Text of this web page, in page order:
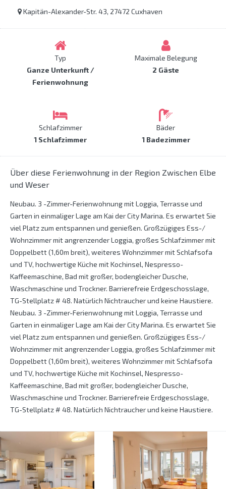
Kapitän-Alexander-Str. 43, 27472 Cuxhaven
Typ
Ganze Unterkunft /
Ferienwohnung
Maximale Belegung
2 Gäste
Schlafzimmer
1 Schlafzimmer
Bäder
1 Badezimmer
Über diese Ferienwohnung in der Region Zwischen Elbe
und Weser
Neubau. 3 -Zimmer-Ferienwohnung mit Loggia, Terrasse und
Garten in einmaliger Lage am Kai der City Marina. Es erwartet Sie
viel Platz zum entspannen und genießen. Großzügiges Ess-/
Wohnzimmer mit angrenzender Loggia, großes Schlafzimmer mit
Doppelbett (1,60m breit), weiteres Wohnzimmer mit Schlafsofa
und TV, hochwertige Küche mit Kochinsel, Nespresso-
Kaffeemaschine, Bad mit großer, bodengleicher Dusche,
Waschmaschine und Trockner. Barrierefreie Erdgeschosslage,
TG-Stellplatz # 48. Natürlich Nichtraucher und keine Haustiere.
Neubau. 3 -Zimmer-Ferienwohnung mit Loggia, Terrasse und
Garten in einmaliger Lage am Kai der City Marina. Es erwartet Sie
viel Platz zum entspannen und genießen. Großzügiges Ess-/
Wohnzimmer mit angrenzender Loggia, großes Schlafzimmer mit
Doppelbett (1,60m breit), weiteres Wohnzimmer mit Schlafsofa
und TV, hochwertige Küche mit Kochinsel, Nespresso-
Kaffeemaschine, Bad mit großer, bodengleicher Dusche,
Waschmaschine und Trockner. Barrierefreie Erdgeschosslage,
TG-Stellplatz # 48. Natürlich Nichtraucher und keine Haustiere.